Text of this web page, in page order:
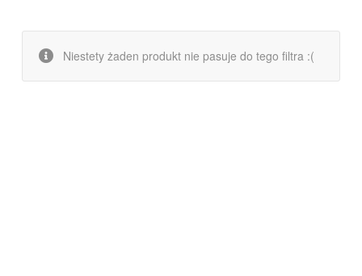
Niestety żaden produkt nie pasuje do tego filtra :(